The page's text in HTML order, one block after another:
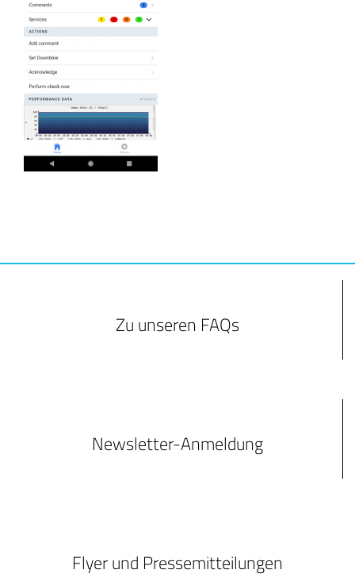
Zu unseren FAQs
Newsletter-Anmeldung
Flyer und Pressemitteilungen